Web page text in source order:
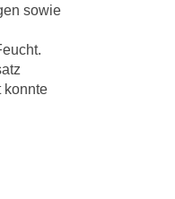
sowie
konnte